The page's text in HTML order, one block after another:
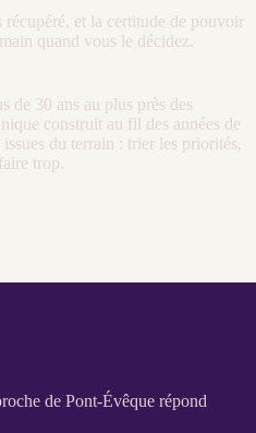
et la certitude de pouvoir
quand vous le décidez.
de 30 ans au plus près des
construit au fil des années de
du terrain : trier les priorités,
trop.
de Pont-Évêque répond